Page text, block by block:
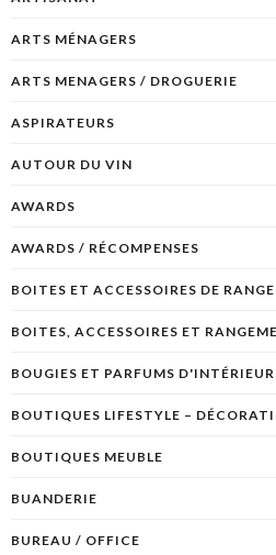
ARTS MÉNAGERS
ARTS MENAGERS / DROGUERIE
ASPIRATEURS
AUTOUR DU VIN
AWARDS
AWARDS / RÉCOMPENSES
BOITES ET ACCESSOIRES DE
BOITES, ACCESSOIRES ET
BOUGIES ET PARFUMS D'INTÉRIEUR
BOUTIQUES LIFESTYLE –
BOUTIQUES MEUBLE
BUANDERIE
BUREAU / OFFICE